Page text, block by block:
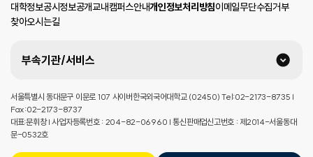
대학정보공시정보공개교내캠퍼스안내개인정보처리방침이메일무단수집거부
찾아오시는길
부속기관/서비스
서울특별시 동대문구 이문로 107 사이버한국외국어대학교 (02450) Tel:02-2173-8735 |
Fax:02-2173-8737
대표:문휘창 | 사업자등록번호 : 204-82-06960 | 통신판매업신고번호 : 제2014-서울동대
문-0532호